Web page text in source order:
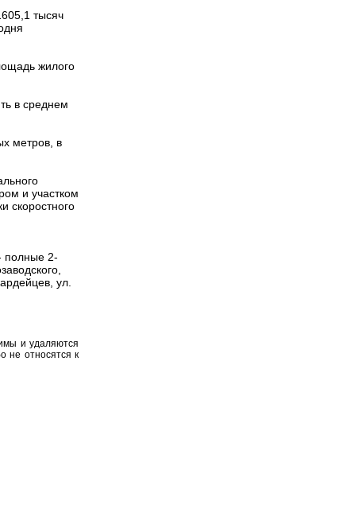
тысяч
жилого
в среднем
метров, в
и участком
скоростного
полные 2-
ул.
и удаляются
не относятся к